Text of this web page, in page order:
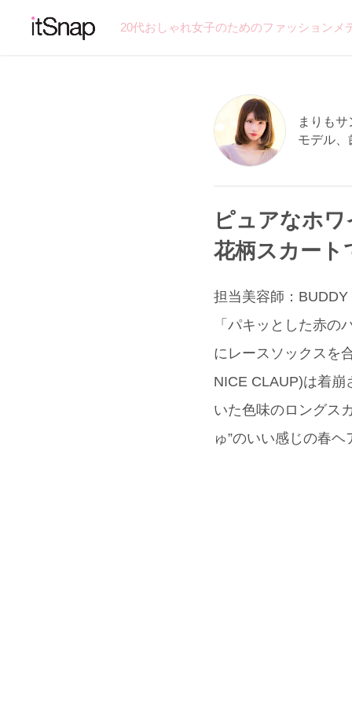
20代おしゃれ女子のためのファッション
まりも
モデル、
ピュアなホ
花柄スカー
担当美容師：
「パキッとした赤
にレースソックスを
NICE CLAUP)は着
いた色味のロングス
ゅ”のいい感じの春